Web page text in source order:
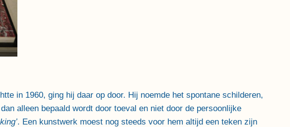
in 1960, ging hij daar op door. Hij noemde het spontane schilderen,
alleen bepaald wordt door toeval en niet door de persoonlijke
. Een kunstwerk moest nog steeds voor hem altijd een teken zijn